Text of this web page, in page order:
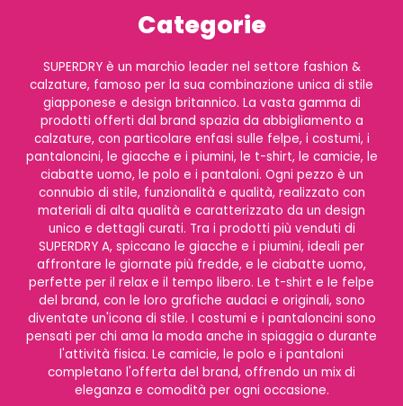
Categorie
SUPERDRY è un marchio leader nel settore fashion &
calzature, famoso per la sua combinazione unica di stile
giapponese e design britannico. La vasta gamma di
prodotti offerti dal brand spazia da abbigliamento a
calzature, con particolare enfasi sulle felpe, i costumi, i
pantaloncini, le giacche e i piumini, le t-shirt, le camicie, le
ciabatte uomo, le polo e i pantaloni. Ogni pezzo è un
connubio di stile, funzionalità e qualità, realizzato con
materiali di alta qualità e caratterizzato da un design
unico e dettagli curati. Tra i prodotti più venduti di
SUPERDRY A, spiccano le giacche e i piumini, ideali per
affrontare le giornate più fredde, e le ciabatte uomo,
perfette per il relax e il tempo libero. Le t-shirt e le felpe
del brand, con le loro grafiche audaci e originali, sono
diventate un'icona di stile. I costumi e i pantaloncini sono
pensati per chi ama la moda anche in spiaggia o durante
l'attività fisica. Le camicie, le polo e i pantaloni
completano l'offerta del brand, offrendo un mix di
eleganza e comodità per ogni occasione.